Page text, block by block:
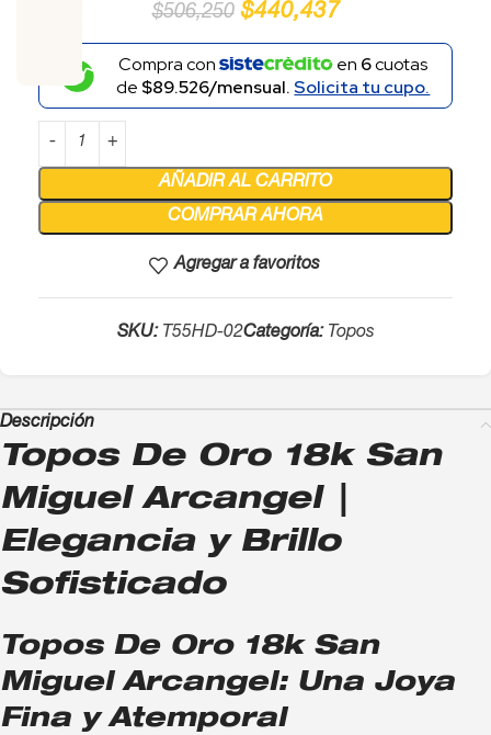
$506,250 $440,437
Compra con en 6cuotas
de $89.526/mensual.Solicita tu cupo.
AÑADIR AL CARRITO
COMPRAR AHORA
Agregar a favoritos
SKU: T55HD-02Categoría: Topos
Descripción
Topos De Oro 18k San
Miguel Arcangel |
Elegancia y Brillo
Sofisticado
Topos De Oro 18k San
Miguel Arcangel: Una Joya
Fina y Atemporal